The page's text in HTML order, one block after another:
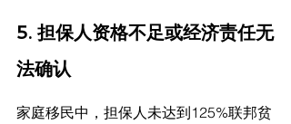
5. 担保人资格不足或经济责任无
法确认
家庭移民中，担保人未达到125%联邦贫